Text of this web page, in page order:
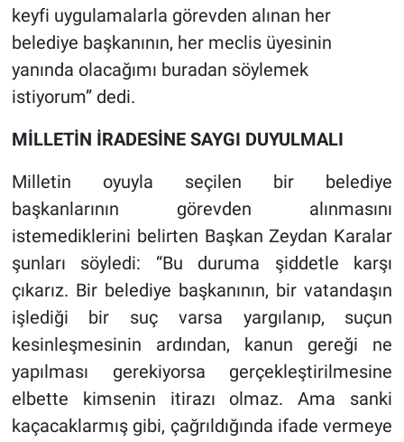
keyfi uygulamalarla görevden alınan her
belediye başkanının, her meclis üyesinin
yanında olacağımı buradan söylemek
istiyorum” dedi.
MİLLETİN İRADESİNE SAYGI DUYULMALI
Milletin oyuyla seçilen bir belediye
başkanlarının görevden alınmasını
istemediklerini belirten Başkan Zeydan Karalar
şunları söyledi: “Bu duruma şiddetle karşı
çıkarız. Bir belediye başkanının, bir vatandaşın
işlediği bir suç varsa yargılanıp, suçun
kesinleşmesinin ardından, kanun gereği ne
yapılması gerekiyorsa gerçekleştirilmesine
elbette kimsenin itirazı olmaz. Ama sanki
kaçacaklarmış gibi, çağrıldığında ifade vermeye